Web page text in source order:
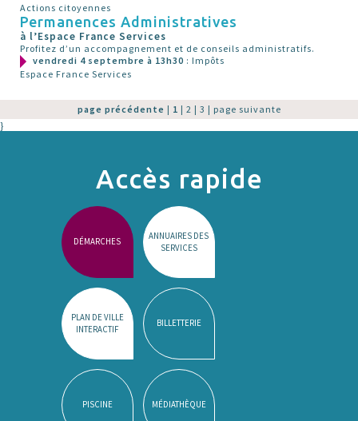
Actions citoyennes
Permanences Administratives
à l’Espace France Services
Profitez d’un accompagnement et de conseils administratifs.
vendredi 4 septembre à 13h30 : Impôts
Espace France Services
page précédente | 1 | 2 | 3 | page suivante
}
Accès rapide
DÉMARCHES
ANNUAIRES DES
SERVICES
PLAN DE VILLE
INTERACTIF
BILLETTERIE
PISCINE MÉDIATHÈQUE